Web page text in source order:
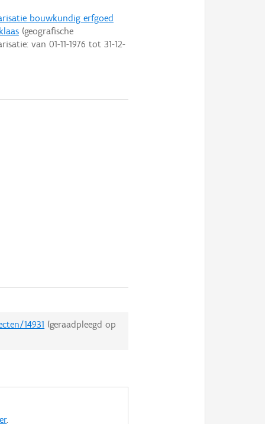
bouwkundig erfgoed
(geografische
van 01-11-1976 tot 31-12-
14931 (geraadpleegd op
.